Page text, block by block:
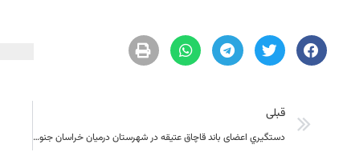
قبلی
دستگيري اعضای باند قاچاق عتیقه در شهرستان درمیان خراسان جنوبي